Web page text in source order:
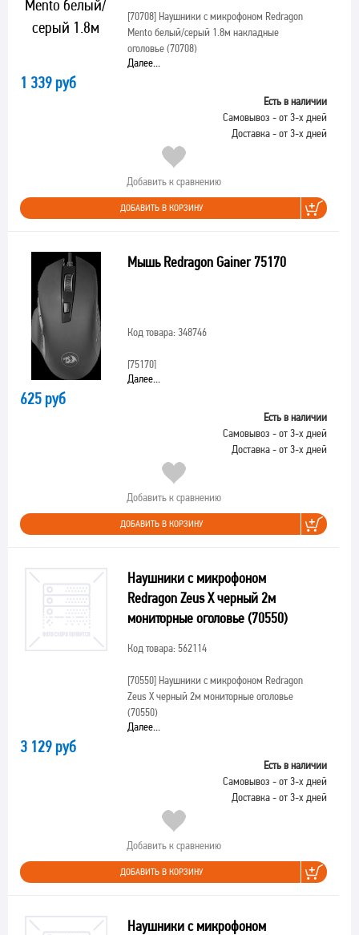
[70708]Наушники с микрофоном Redragon
Mento белый/серый 1.8м накладные
оголовье (70708)
Далее...
1 339 руб
Есть в наличии
Самовывоз - от 3-х дней
Доставка - от 3-х дней
Добавить к сравнению
ДОБАВИТЬ В КОРЗИНУ
Мышь Redragon Gainer 75170
Код товара: 348746
[75170]
Далее...
625 руб
Есть в наличии
Самовывоз - от 3-х дней
Доставка - от 3-х дней
Добавить к сравнению
ДОБАВИТЬ В КОРЗИНУ
Наушники с микрофоном
Redragon Zeus X черный 2м
мониторные оголовье (70550)
Код товара: 562114
[70550]Наушники с микрофоном Redragon
Zeus X черный 2м мониторные оголовье
(70550)
Далее...
3 129 руб
Есть в наличии
Самовывоз - от 3-х дней
Доставка - от 3-х дней
Добавить к сравнению
ДОБАВИТЬ В КОРЗИНУ
Наушники с микрофоном